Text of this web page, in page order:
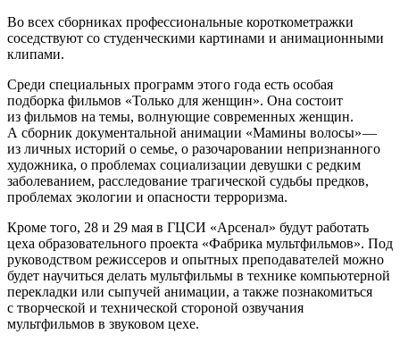
Во всех сборниках профессиональные короткометражки
соседствуют со студенческими картинами и анимационными
клипами.
Среди специальных программ этого года есть особая
подборка фильмов «Только для женщин». Она состоит
из фильмов на темы, волнующие современных женщин.
А сборник документальной анимации «Мамины волосы» —
из личных историй о семье, о разочаровании непризнанного
художника, о проблемах социализации девушки с редким
заболеванием, расследование трагической судьбы предков,
проблемах экологии и опасности терроризма.
Кроме того, 28 и 29 мая в ГЦСИ «Арсенал» будут работать
цеха образовательного проекта «Фабрика мультфильмов». Под
руководством режиссеров и опытных преподавателей можно
будет научиться делать мультфильмы в технике компьютерной
перекладки или сыпучей анимации, а также познакомиться
с творческой и технической стороной озвучания
мультфильмов в звуковом цехе.